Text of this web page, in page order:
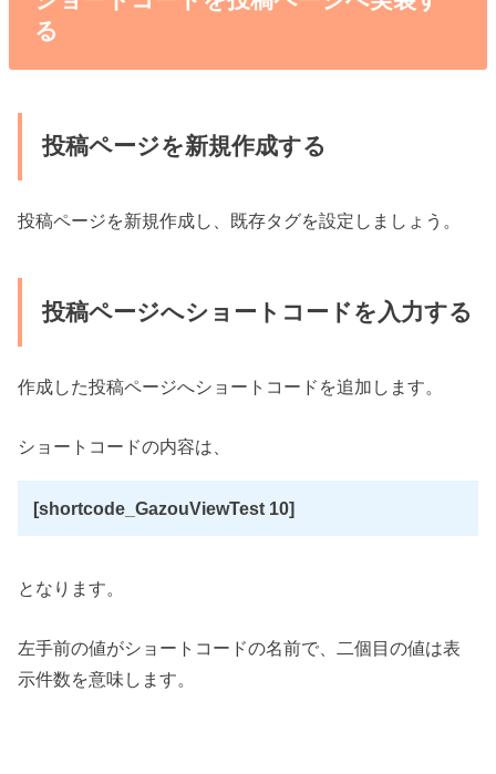
る
投稿ページを新規作成する
投稿ページを新規作成し、既存タグを設定しましょう。
投稿ページへショートコードを入力する
作成した投稿ページへショートコードを追加します。
ショートコードの内容は、
[shortcode_GazouViewTest 10]
となります。
左手前の値がショートコードの名前で、二個目の値は表
示件数を意味します。